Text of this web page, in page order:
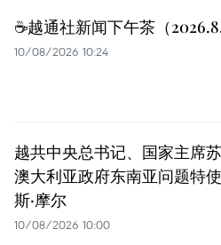
☕️越通社新闻下午茶（
10/08/2026 10:24
越共中央总书记、国家主席
澳大利亚政府东南亚问题特
斯·摩尔
10/08/2026 10:00